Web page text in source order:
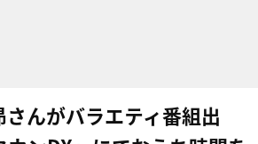
さんがバラエティ番組出